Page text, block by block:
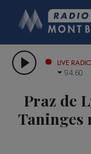
LIVE RADIO
94.60
Praz de
Taninges